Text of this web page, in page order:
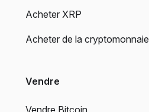
Acheter XRP
Acheter de la cryptomonnaie
Vendre
Vendre Bitcoin